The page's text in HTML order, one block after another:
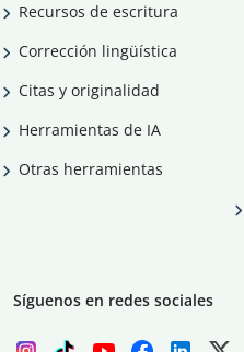
Recursos de escritura
Corrección lingüística
Citas y originalidad
Herramientas de IA
Otras herramientas
Síguenos en redes sociales